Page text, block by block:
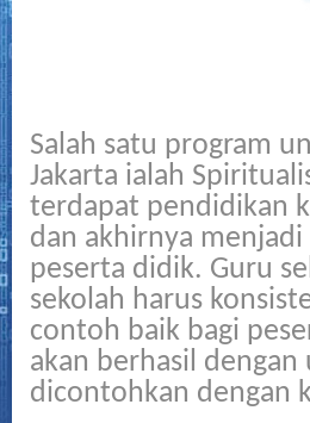
Salah satu program
Jakarta ialah
terdapat pendidikan
dan akhirnya menjadi
peserta didik. Guru
sekolah harus
contoh baik bagi
akan berhasil dengan
dicontohkan dengan